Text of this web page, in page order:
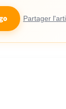
Partager